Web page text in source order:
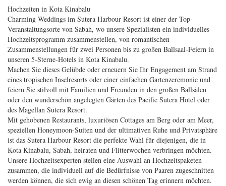
Hochzeiten in Kota Kinabalu
Charming Weddings im Sutera Harbour Resort ist einer der Top-
Veranstaltungsorte von Sabah, wo unsere Spezialisten ein individuelles
Hochzeitsprogramm zusammenstellen, von romantischen
Zusammenstellungen für zwei Personen bis zu großen Ballsaal-Feiern in
unseren 5-Sterne-Hotels in Kota Kinabalu.
Machen Sie dieses Gelübde oder erneuern Sie Ihr Engagement am Strand
eines tropischen Inselresorts oder einer einfachen Gartenzeremonie und
feiern Sie stilvoll mit Familien und Freunden in den großen Ballsälen
oder den wunderschön angelegten Gärten des Pacific Sutera Hotel oder
des Magellan Sutera Resort.
Mit gehobenen Restaurants, luxuriösen Cottages am Berg oder am Meer,
speziellen Honeymoon-Suiten und der ultimativen Ruhe und Privatsphäre
ist das Sutera Harbour Resort die perfekte Wahl für diejenigen, die in
Kota Kinabalu, Sabah, heiraten und Flitterwochen verbringen möchten.
Unsere Hochzeitsexperten stellen eine Auswahl an Hochzeitspaketen
zusammen, die individuell auf die Bedürfnisse von Paaren zugeschnitten
werden können, die sich ewig an diesen schönen Tag erinnern möchten.